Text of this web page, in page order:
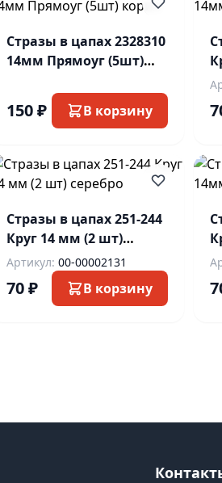
Стразы в цапах 2328310
14мм Прямоуг (5шт)
150 ₽ В корзину
Стразы в цапах 251-244
Круг 14 мм (2 шт)
серебро
Артикул: 00-00002131
70 ₽ В корзину